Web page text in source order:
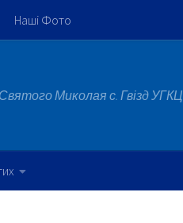
Наші Фото
Миколая с. Гвізд УГКЦ